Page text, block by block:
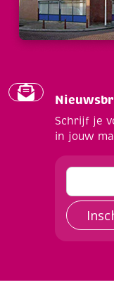
Schrijf je
in jouw